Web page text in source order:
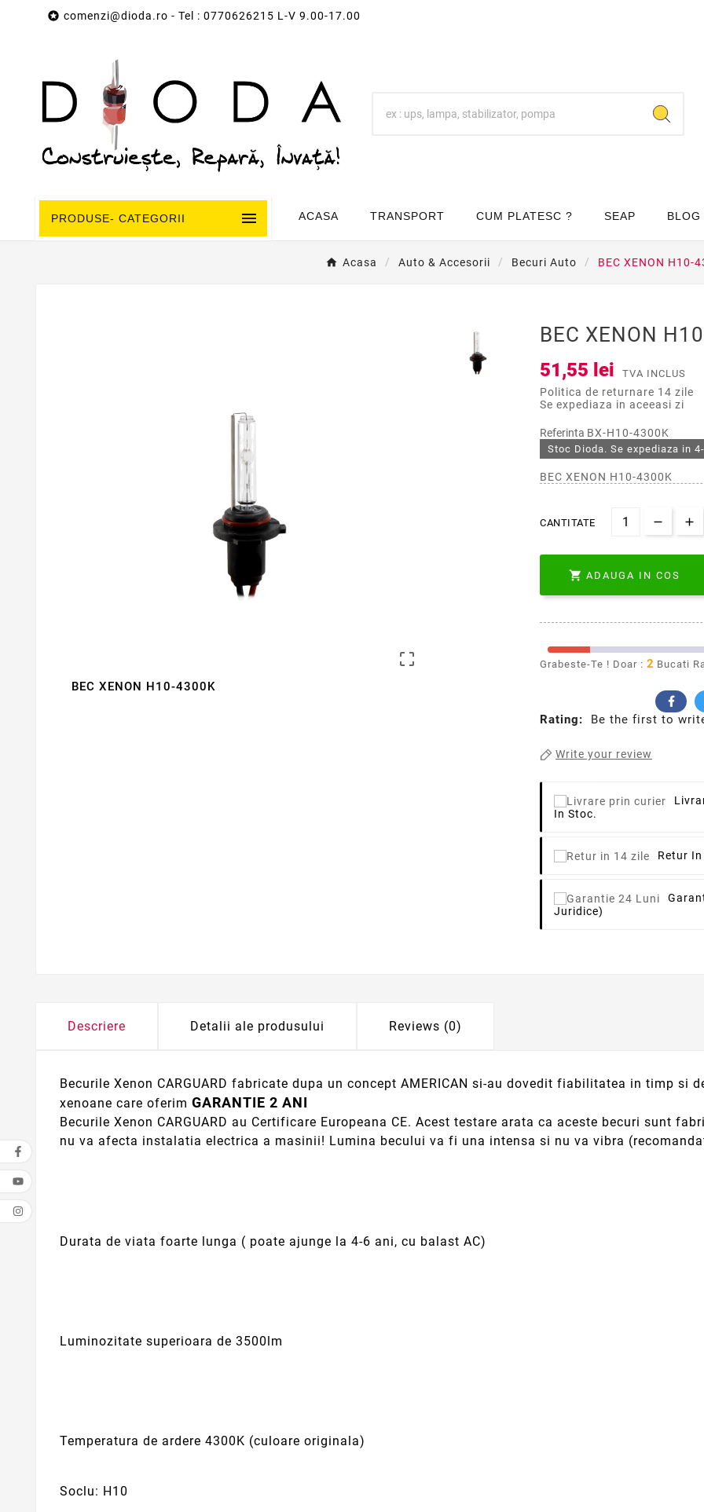
 comenzi@dioda.ro - Tel : 0770626215 L-V 9.00-17.00
PRODUSE- CATEGORII  ACASA TRANSPORT CUM PLATESC ? SEAP BLOG
Acasa Auto & Accesorii Becuri Auto BEC XENON H10-

BEC XENON H10-4300K
BEC XENON
51,55 lei TVA INCLUS
Politica de returnare 14 zile
Se expediaza in aceeasi zi
Referinta BX-H10-4300K
Stoc Dioda. Se expediaza in
BEC XENON H10-4300K
CANTITATE
 ADAUGA IN COS
Grabeste-Te ! Doar : 2 Bucati
Rating: Be the first to
Write your review
In Stoc.
Retur
Juridice)
Descriere Detalii ale produsului Reviews (0)
Becurile Xenon CARGUARD fabricate dupa un concept AMERICAN si-au dovedit fiabilitatea in timp si
xenoane care oferim GARANTIE 2 ANI
Becurile Xenon CARGUARD au Certificare Europeana CE. Acest testare arata ca aceste becuri sunt
nu va afecta instalatia electrica a masinii! Lumina becului va fi una intensa si nu va vibra
Durata de viata foarte lunga ( poate ajunge la 4-6 ani, cu balast AC)
Luminozitate superioara de 3500lm
Temperatura de ardere 4300K (culoare originala)
Soclu: H10